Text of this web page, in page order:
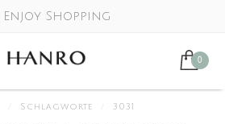
Enjoy Shopping
0
Schlagworte 3031